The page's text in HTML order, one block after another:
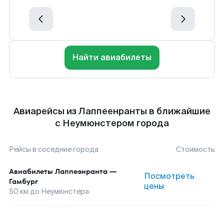
Найти авиабилеты
Авиарейсы из Лаппеенранты в ближайшие
с Неумюнстером города
Рейсы в соседние города Стоимость
Авиабилеты Лаппеэнранта —
Гамбург
50 км до Неумюнстера
Посмотреть
цены